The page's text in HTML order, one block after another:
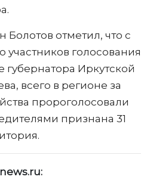
Болотов отметил, что с
голосования
губернатора Иркутской
всего в регионе за
пророголосовали
признана 31